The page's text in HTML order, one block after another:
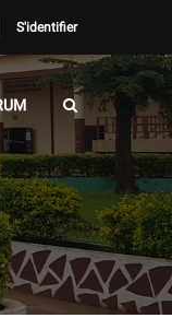
S'identifier